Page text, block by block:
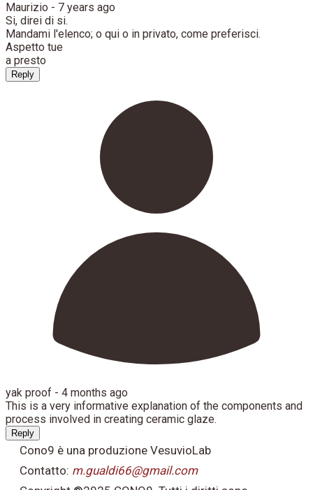
Maurizio - 7 years ago
Si, direi di si.
Mandami l'elenco; o qui o in privato, come preferisci.
Aspetto tue
a presto
Reply
yak proof - 4 months ago
This is a very informative explanation of the components and
process involved in creating ceramic glaze.
Reply
Cono9 è una produzione VesuvioLab
Contatto: m.gualdi66@gmail.com